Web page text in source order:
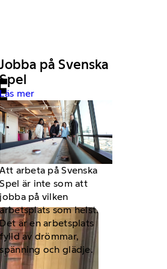
Jobba på Svenska
Spel
Läs mer
Att arbeta på Svenska
Spel är inte som att
jobba på vilken
arbetsplats som helst.
Det är en arbetsplats
fylld av drömmar,
spänning och glädje.